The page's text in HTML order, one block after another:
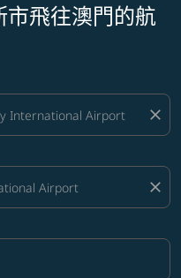
飛往澳門的航
close
close